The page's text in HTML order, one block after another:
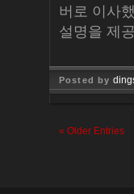
버로 이사
설명을 제
Posted by
« Older Entries